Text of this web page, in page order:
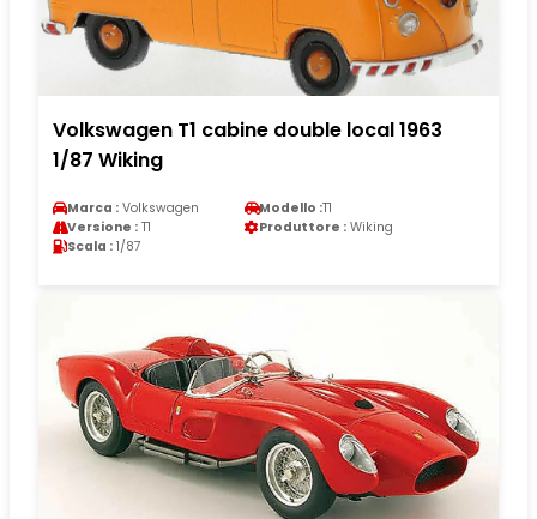
Volkswagen T1 cabine double local 1963
1/87 Wiking
Marca : Volkswagen Modello :T1
Versione : T1 Produttore : Wiking
Scala : 1/87